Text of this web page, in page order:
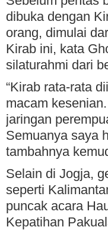
dibuka dengan
orang, dimulai
Kirab ini, kata
silaturahmi dari
“Kirab rata-rata
macam
jaringan
Semuanya saya
tambahnya
Selain di Jogja,
seperti
puncak acara
Kepatihan